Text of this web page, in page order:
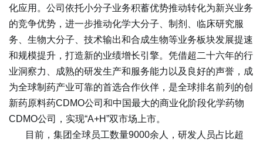
化应用。公司依托小分子业务积蓄优势推动转化为新兴业务
的竞争优势，进一步推动化学大分子、制剂、临床研究服
务、生物大分子、技术输出和合成生物等业务板块发展提速
和规模提升，打造新的业绩增长引擎。凭借超二十六年的行
业洞察力、成熟的研发生产和服务能力以及良好的声誉，成
为全球制药产业可靠的首选合作伙伴，是全球排名前列的创
新药原料药CDMO公司和中国最大的商业化阶段化学药物
CDMO公司，实现“A+H”双市场上市。
目前，集团全球员工数量9000余人，研发人员占比超